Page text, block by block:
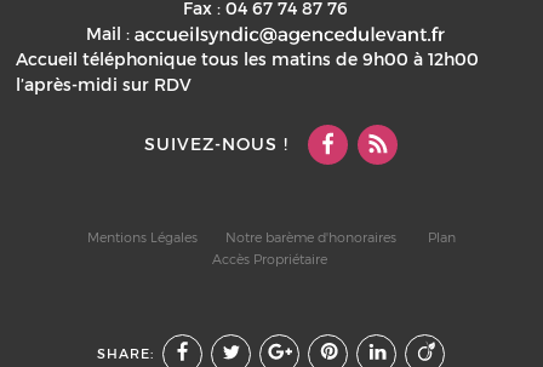
Fax : 04 67 74 87 76
Mail :
Accueil téléphonique tous les matins de 9h00 à 12h00
l’après-midi sur RDV
SUIVEZ-NOUS !
Mentions Légales Notre barème d'honoraires
Plan
Accès Propriétaire
SHARE: